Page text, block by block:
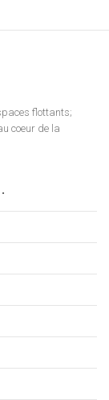
flottants;
coeur de la